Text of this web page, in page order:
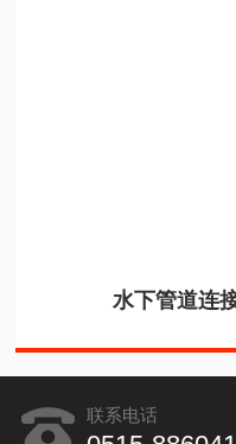
水下管道连
联系电话